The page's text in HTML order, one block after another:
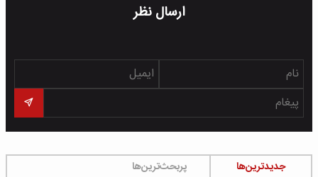
ارسال نظر
جدیدترین‌ها پربحث‌ترین‌ها